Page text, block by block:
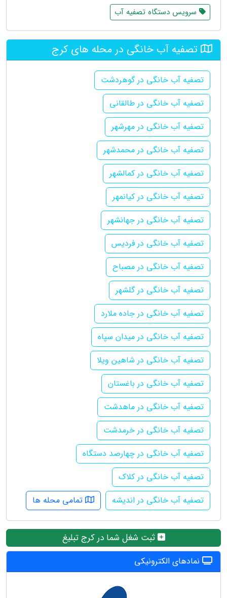
سرویس دستگاه تصفیه آب
تصفیه آب خانگی در محله های کرج
تصفیه آب خانگی در گوهردشت
تصفیه آب خانگی در طالقانی
تصفیه آب خانگی در مهرشهر
تصفیه آب خانگی در محمدشهر
تصفیه آب خانگی در کمالشهر
تصفیه آب خانگی در کیانمهر
تصفیه آب خانگی در جهانشهر
تصفیه آب خانگی در فردیس
تصفیه آب خانگی در مصباح
تصفیه آب خانگی در گلشهر
تصفیه آب خانگی در جاده ملارد
تصفیه آب خانگی در میدان سپاه
تصفیه آب خانگی در شاهین ویلا
تصفیه آب خانگی در باغستان
تصفیه آب خانگی در ماهدشت
تصفیه آب خانگی در خرمدشت
تصفیه آب خانگی در چهارصد دستگاه
تصفیه آب خانگی در کلاک
تصفیه آب خانگی در اندیشه
تمامی محله ها
ثبت شغل شما در کرج تبلیغ
نمادهای الکترونیکی